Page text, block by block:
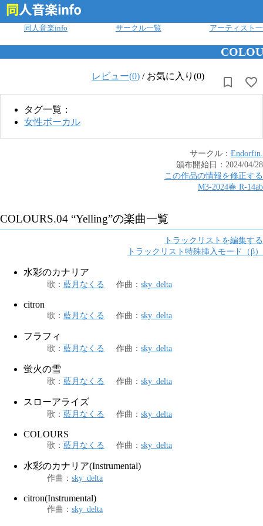
同人音楽info サークル一覧 アーティスト
レビュー(0) / お気に入り(0)
タグ一覧：
女性ボーカル
サークル： Endorfin.
頒布開始日： 2024/04/28
この作品の情報を修正する
M3-2024春 R-14ab
COLOURS.04 “Yelling”の楽曲一覧
トラックリストを編集する
トラックリスト特殊挿入モード（β）
水彩のカナリア
歌 ： 藍月なくる 作曲 ： sky_delta
citron
歌 ： 藍月なくる 作曲 ： sky_delta
フラフィ
歌 ： 藍月なくる 作曲 ： sky_delta
蛍火の雪
歌 ： 藍月なくる 作曲 ： sky_delta
スローアライズ
歌 ： 藍月なくる 作曲 ： sky_delta
COLOURS
歌 ： 藍月なくる 作曲 ： sky_delta
水彩のカナリア(Instrumental)
作曲 ： sky_delta
citron(Instrumental)
作曲 ： sky_delta